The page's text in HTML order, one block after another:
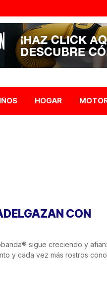
HOGAR
CON
sigue creciendo y
y cada vez más rostros